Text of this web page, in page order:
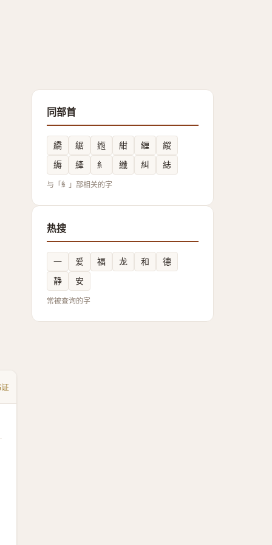
同部首
繑 䋧 緪 紺 緾
緵
縟
縴 糹 纖 糾 綕
与「糹」部相关的字
热搜
一 爱 福 龙 和
德
静
安
常被查询的字